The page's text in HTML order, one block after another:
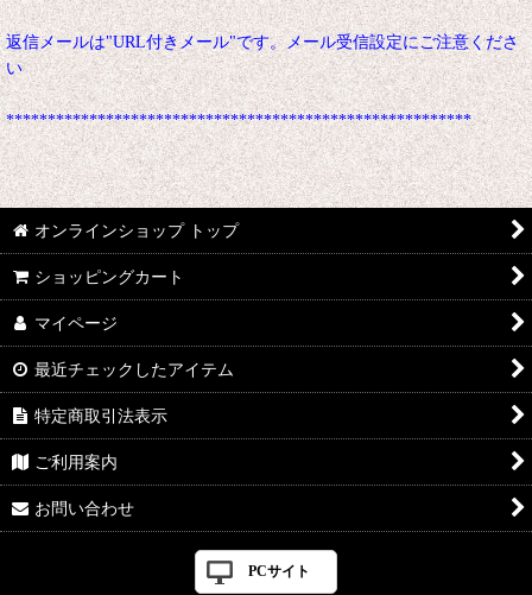
返信メールは"URL付きメール"です。メール受信設定にご注意くださ
い
********************************************************
オンラインショップ トップ
ショッピングカート
マイページ
最近チェックしたアイテム
特定商取引法表示
ご利用案内
お問い合わせ
PCサイト